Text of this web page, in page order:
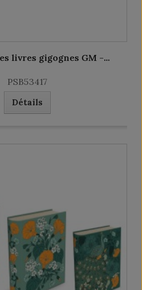
livres gigognes GM -...
PSB53417
Détails